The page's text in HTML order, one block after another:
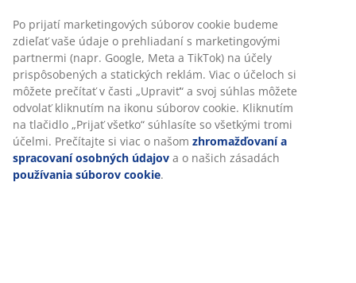
Po prijatí marketingových súborov cookie budeme
zdieľať vaše údaje o prehliadaní s marketingovými
partnermi (napr. Google, Meta a TikTok) na účely
prispôsobených a statických reklám. Viac o účeloch si
môžete prečítať v časti „Upraviť“ a svoj súhlas môžete
odvolať kliknutím na ikonu súborov cookie. Kliknutím
na tlačidlo „Prijať všetko“ súhlasíte so všetkými tromi
účelmi. Prečítajte si viac o našom zhromažďovaní a
spracovaní osobných údajov a o našich zásadách
používania súborov cookie.